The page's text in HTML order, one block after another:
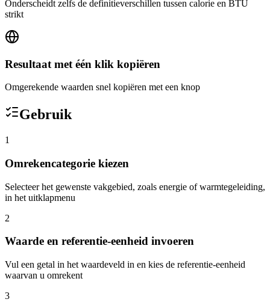
Onderscheidt zelfs de definitieverschillen tussen calorie en BTU
strikt
Resultaat met één klik kopiëren
Omgerekende waarden snel kopiëren met een knop
Gebruik
1
Omrekencategorie kiezen
Selecteer het gewenste vakgebied, zoals energie of warmtegeleiding,
in het uitklapmenu
2
Waarde en referentie-eenheid invoeren
Vul een getal in het waardeveld in en kies de referentie-eenheid
waarvan u omrekent
3